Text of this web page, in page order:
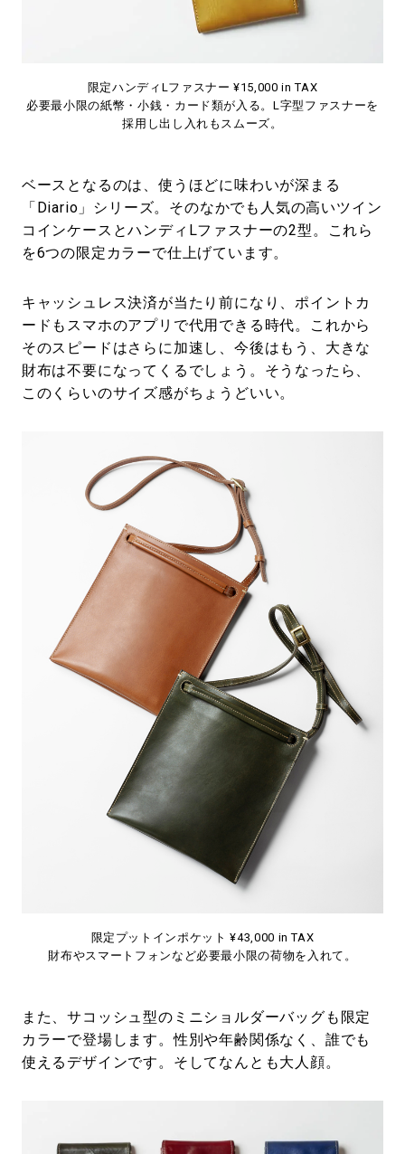
限定ハンディLファスナー ¥15,000 in TAX
必要最小限の紙幣・小銭・カード類が入る。L字型ファスナーを
採用し出し入れもスムーズ。
ベースとなるのは、使うほどに味わいが深まる
「Diario」シリーズ。そのなかでも人気の高いツイン
コインケースとハンディLファスナーの2型。これら
を6つの限定カラーで仕上げています。
キャッシュレス決済が当たり前になり、ポイントカ
ードもスマホのアプリで代用できる時代。これから
そのスピードはさらに加速し、今後はもう、大きな
財布は不要になってくるでしょう。そうなったら、
このくらいのサイズ感がちょうどいい。
限定プットインポケット ¥43,000 in TAX
財布やスマートフォンなど必要最小限の荷物を入れて。
また、サコッシュ型のミニショルダーバッグも限定
カラーで登場します。性別や年齢関係なく、誰でも
使えるデザインです。そしてなんとも大人顔。